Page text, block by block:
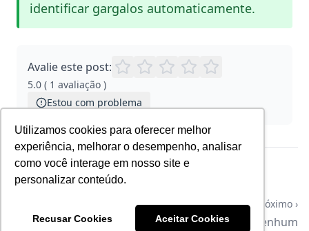
Utilizamos cookies para oferecer melhor
experiência, melhorar o desempenho, analisar
como você interage em nosso site e
personalizar conteúdo.
Recusar Cookies Aceitar Cookies
identificar gargalos automaticamente.
Avalie este post:
5.0 ( 1 avaliação )
Estou com problema
‹ Anterior
Nenhum
Próximo ›
Nenhum